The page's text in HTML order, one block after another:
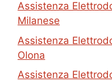
Assistenza
Milanese
Assistenza
Olona
Assistenza